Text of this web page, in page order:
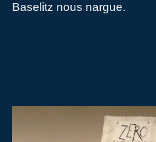
Baselitz nous nargue.